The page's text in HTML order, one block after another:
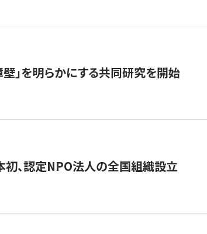
」を明らかにする共同研究を開始
、認定NPO法人の全国組織設立